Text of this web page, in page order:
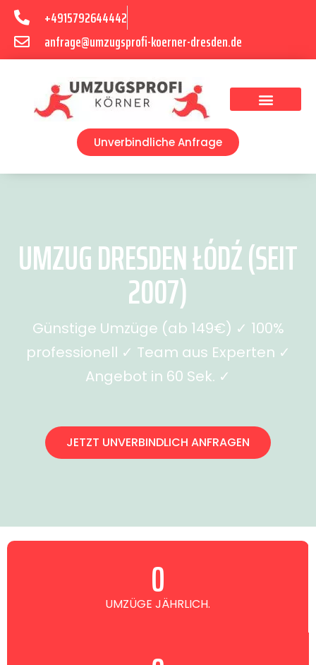
+4915792644442
anfrage@umzugsprofi-koerner-dresden.de
Unverbindliche Anfrage
UMZUG DRESDEN ŁÓDŹ (SEIT
2007)
Günstige Umzüge (ab 149€) ✓ 100%
professionell ✓ Team aus Experten ✓
Angebot in 60 Sek. ✓
JETZT UNVERBINDLICH ANFRAGEN
UMZÜGE JÄHRLICH.
0